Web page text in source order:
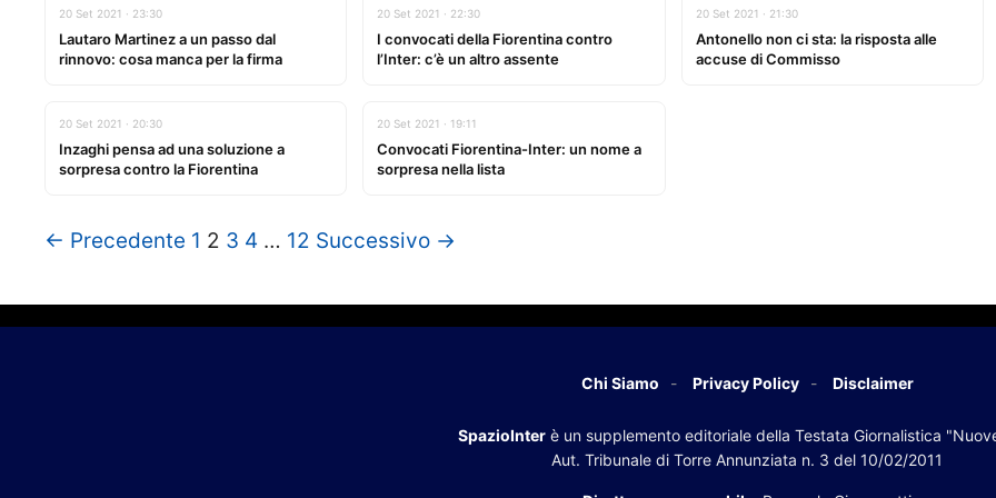
20 Set 2021 · 23:30
Lautaro Martinez a un passo dal
rinnovo: cosa manca per la firma
20 Set 2021 · 22:30
I convocati della Fiorentina contro
l’Inter: c’è un altro assente
20 Set 2021 · 21:30
Antonello non ci sta: la risposta alle
accuse di Commisso
20 Set 2021 · 20:30
Inzaghi pensa ad una soluzione a
sorpresa contro la Fiorentina
20 Set 2021 · 19:11
Convocati Fiorentina-Inter: un nome a
sorpresa nella lista
← Precedente 1 2 3 4 … 12 Successivo →
Chi Siamo Privacy Policy Disclaimer
SpazioInterè un supplemento editoriale della Testata Giornalistica
Aut. Tribunale di Torre Annunziata n. 3 del 10/02/2011